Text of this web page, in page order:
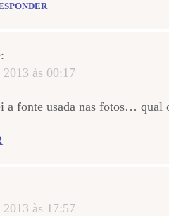
às 00:17
a fonte usada nas fotos… qual
às 17:57